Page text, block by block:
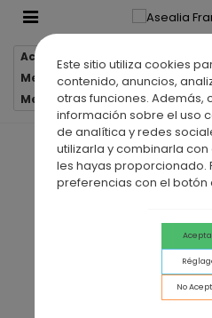
Este sitio utiliza cookies
contenido, anuncios,
otras funciones. Además,
información sobre el uso
de analítica y redes
utilizarla y combinarla
les hayas proporcionado.
preferencias con el botón
No
Accueil
Meubles salle de bain
Meuble de salle de bain